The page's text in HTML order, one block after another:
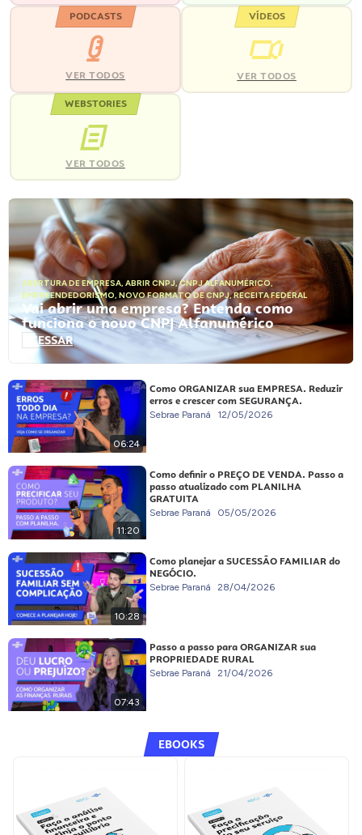
PODCASTS
VER TODOS
VÍDEOS
VER TODOS
WEBSTORIES
VER TODOS
ABERTURA DE EMPRESA, ABRIR CNPJ,CNPJ ALFANUMÉRICO,
EMPREENDEDORISMO, NOVO FORMATO DE CNPJ,RECEITA FEDERAL
Vai abrir uma empresa? Entenda como
funciona o novo CNPJ Alfanumérico
ACESSAR
06:24
Como ORGANIZAR sua EMPRESA. Reduzir
erros e crescer com SEGURANÇA.
Sebrae Paraná 12/05/2026
11:20
Como definir o PREÇO DE VENDA. Passo a
passo atualizado com PLANILHA
GRATUITA
Sebrae Paraná 05/05/2026
10:28
Como planejar a SUCESSÃO FAMILIAR do
NEGÓCIO.
Sebrae Paraná 28/04/2026
07:43
Passo a passo para ORGANIZAR sua
PROPRIEDADE RURAL
Sebrae Paraná 21/04/2026
EBOOKS